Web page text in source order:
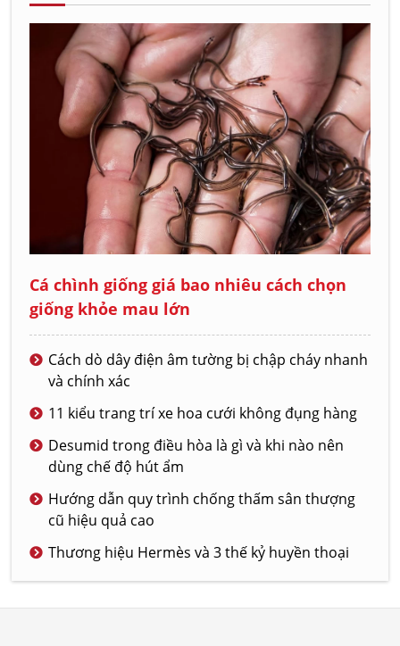
Cá chình giống giá bao nhiêu cách chọn
giống khỏe mau lớn
Cách dò dây điện âm tường bị chập cháy nhanh
và chính xác
11 kiểu trang trí xe hoa cưới không đụng hàng
Desumid trong điều hòa là gì và khi nào nên
dùng chế độ hút ẩm
Hướng dẫn quy trình chống thấm sân thượng
cũ hiệu quả cao
Thương hiệu Hermès và 3 thế kỷ huyền thoại